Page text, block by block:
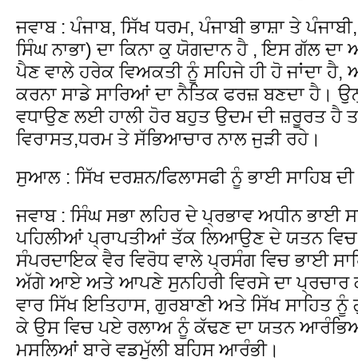
ਜਵਾਬ : ਪੰਜਾਬ, ਸਿੱਖ ਧਰਮ, ਪੰਜਾਬੀ ਭਾਸ਼ਾ ਤੇ
ਸਿੰਘ ਨਾਭਾ) ਦਾ ਕਿਨਾ ਕੁ ਯੋਗਦਾਨ ਹੈ , ਇਸ ਗੱਲ ਦਾ
ਪੈਣ ਵਾਲੇ ਹਰੇਕ ਵਿਅਕਤੀ ਨੂੰ ਸਹਿਜੇ ਹੀ ਹੋ ਜਾਂਦਾ ਹੈ,
ਕਰਨਾ ਸਾਡੇ ਸਾਰਿਆਂ ਦਾ ਨੈਤਿਕ ਫਰਜ਼ ਬਣਦਾ ਹੈ।
ਵਧਾਉਣ ਲਈ ਹਾਲੀ ਹੋਰ ਬਹੁਤ ਉਦਮ ਦੀ ਜ਼ਰੂਰਤ ਹੈ
ਵਿਰਾਸਤ,ਧਰਮ ਤੇ ਸੱਭਿਆਚਾਰ ਨਾਲ ਜੁੜੀ ਰਹੇ।
ਸੁਆਲ : ਸਿੱਖ ਦਰਸ਼ਨ/ਫਿਲਾਸਫੀ ਨੂੰ ਭਾਈ ਸਾਹਿਬ
ਜਵਾਬ : ਸਿੰਘ ਸਭਾ ਲਹਿਰ ਦੇ ਪ੍ਰਭਾਵ ਅਧੀਨ ਭਾਈ
ਪਹਿਲੀਆਂ ਪ੍ਰਾਪਤੀਆਂ ਤੱਕ ਲਿਆਉਣ ਦੇ ਯਤਨ
ਸੰਪਰਦਾਇਕ ਵੈਰ ਵਿਰੋਧ ਵਾਲੇ ਪ੍ਰਸੰਗ ਵਿਚ ਭਾਈ
ਅੱਗੇ ਆਏ ਅਤੇ ਆਪਣੇ ਸੁਨਹਿਰੀ ਵਿਰਸੇ ਦਾ ਪ੍ਰਚਾਰ
ਵਾਰ ਸਿੱਖ ਇਤਿਹਾਸ, ਗੁਰਬਾਣੀ ਅਤੇ ਸਿੱਖ ਸਾਹਿਤ
ਕੇ ਉਸ ਵਿਚ ਪਏ ਰਲਾਅ ਨੂੰ ਕੱਢਣ ਦਾ ਯਤਨ
ਮਸਲਿਆਂ ਬਾਰੇ ਵਡਮੁੱਲੀ ਬਹਿਸ ਆਰੰਭੀ।